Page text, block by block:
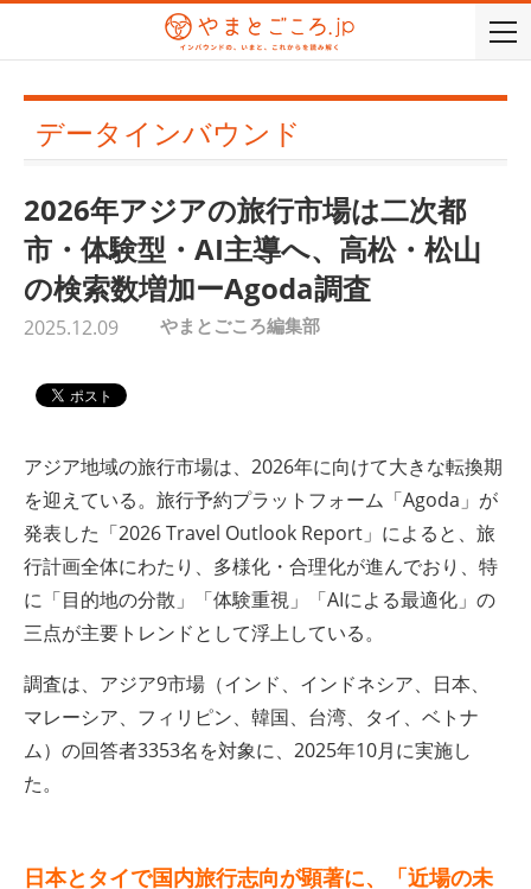
データインバウンド
2026年アジアの旅行市場は二次都
市・体験型・AI主導へ、高松・松山
の検索数増加ーAgoda調査
2025.12.09 やまとごころ編集部
アジア地域の旅行市場は、2026年に向けて大きな転換期
を迎えている。旅行予約プラットフォーム「Agoda」が
発表した「2026 Travel Outlook Report」によると、旅
行計画全体にわたり、多様化・合理化が進んでおり、特
に「目的地の分散」「体験重視」「AIによる最適化」の
三点が主要トレンドとして浮上している。
調査は、アジア9市場（インド、インドネシア、日本、
マレーシア、フィリピン、韓国、台湾、タイ、ベトナ
ム）の回答者3353名を対象に、2025年10月に実施し
た。
日本とタイで国内旅行志向が顕著に、「近場の未